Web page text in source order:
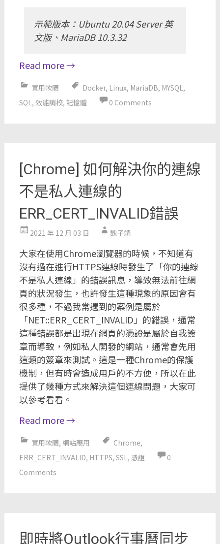
示範版本：Ubuntu 20.04 Server 英
文版、MariaDB 10.3.32
Read more→
實用軟體 Docker, Linux, MariaDB, MYSQL,
SQL, 效能調校, 記憶體 0 Comments
[Chrome] 如何解決你的連線
不是私人連線的
ERR_CERT_INVALID錯誤
2021 年 12 月 03 日 魏子靖
大家在使用Chrome瀏覽器的時候，不知道有
沒有過在進行HTTPS連線時發生了「你的連線
不是私人連線」的錯誤訊息，導致無法前往網
頁的狀況發生，也許發生這種現象的原因會有
很多種，不過我常遇到的案例是屬於
「NET::ERR_CERT_INVALID」的錯誤，通常
這種錯誤都是出現在網頁的憑證是屬於自我簽
章而導致，例如私人開發的網站，通常會先用
這類的簽章來測試。這是一種Chrome的保護
機制，但有時會造成用戶的不方便，所以在此
提供了幾種方式來解決這個連線問題，大家可
以參考看看。
Read more→
實用軟體, 網站應用 Chrome,
ERR_CERT_INVALID, HTTPS, SSL, 憑證
0
Comments
即時將Outlook行事曆同步